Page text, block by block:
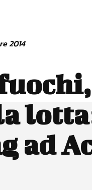
2014
ad